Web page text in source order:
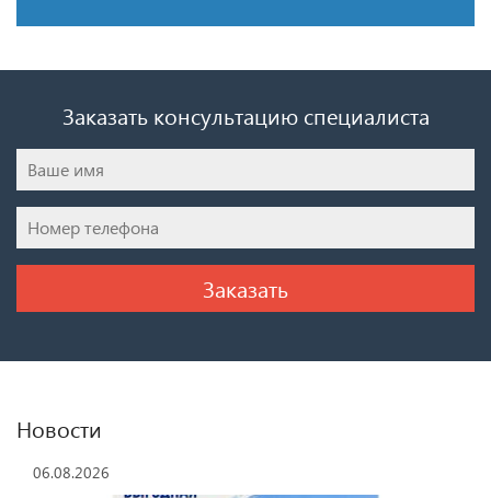
Заказать консультацию специалиста
Новости
06.08.2026